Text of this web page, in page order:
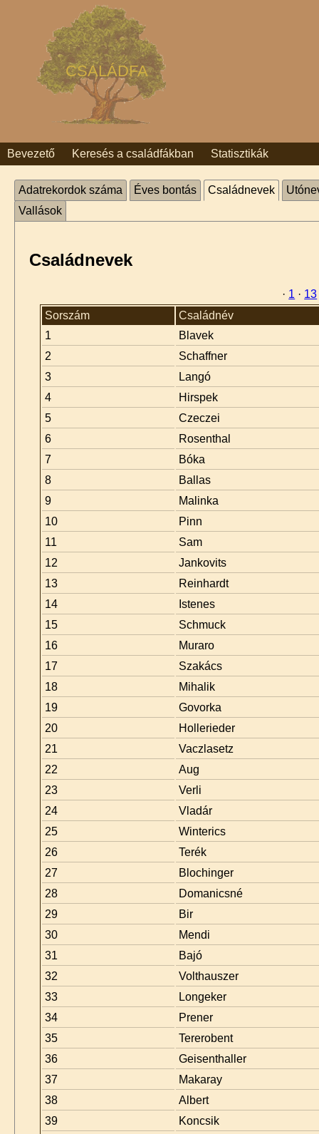
CSALÁDFA
Bevezető Keresés a családfákban Statisztikák
Adatrekordok száma Éves bontás Családnevek
Vallások
Családnevek
· 1 · 13
Sorszám
Családnév
1
Blavek
2
Schaffner
3
Langó
4
Hirspek
5
Czeczei
6
Rosenthal
7
Bóka
8
Ballas
9
Malinka
10
Pinn
11
Sam
12
Jankovits
13
Reinhardt
14
Istenes
15
Schmuck
16
Muraro
17
Szakács
18
Mihalik
19
Govorka
20
Hollerieder
21
Vaczlasetz
22
Aug
23
Verli
24
Vladár
25
Winterics
26
Terék
27
Blochinger
28
Domanicsné
29
Bir
30
Mendi
31
Bajó
32
Volthauszer
33
Longeker
34
Prener
35
Tererobent
36
Geisenthaller
37
Makaray
38
Albert
39
Koncsik